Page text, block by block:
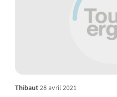
Thibaut28 avril 2021